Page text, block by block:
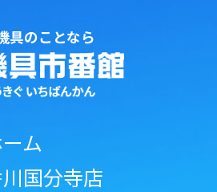
具のことなら
ム
国分寺店